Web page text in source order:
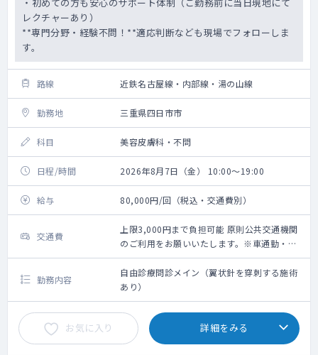
レクチャーあり）
**専門分野・経験不問！**適応判断なども現場でフォローしま
す。
路線 近鉄名古屋線・内部線・湯の山線
勤務地 三重県四日市市
科目 美容皮膚科・不問
日程/時間 2026年8月7日（金） 10:00～19:00
給与 80,000円/回（税込・交通費別）
交通費
上限3,000円まで負担可能 原則公共交通機関
のご利用をお願いいたします。※車通勤・タ
クシー利用要相談
勤務内容
自由診療問診メイン（翼状針を穿刺する施術
あり）
お気に入り 詳細をみる